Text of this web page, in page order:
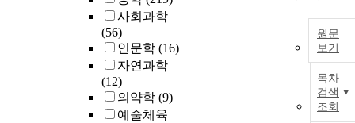
사회과학
(56)
인문학 (16)
자연과학
(12)
의약학 (9)
예술체육
원문
보기
목차
검색
조회